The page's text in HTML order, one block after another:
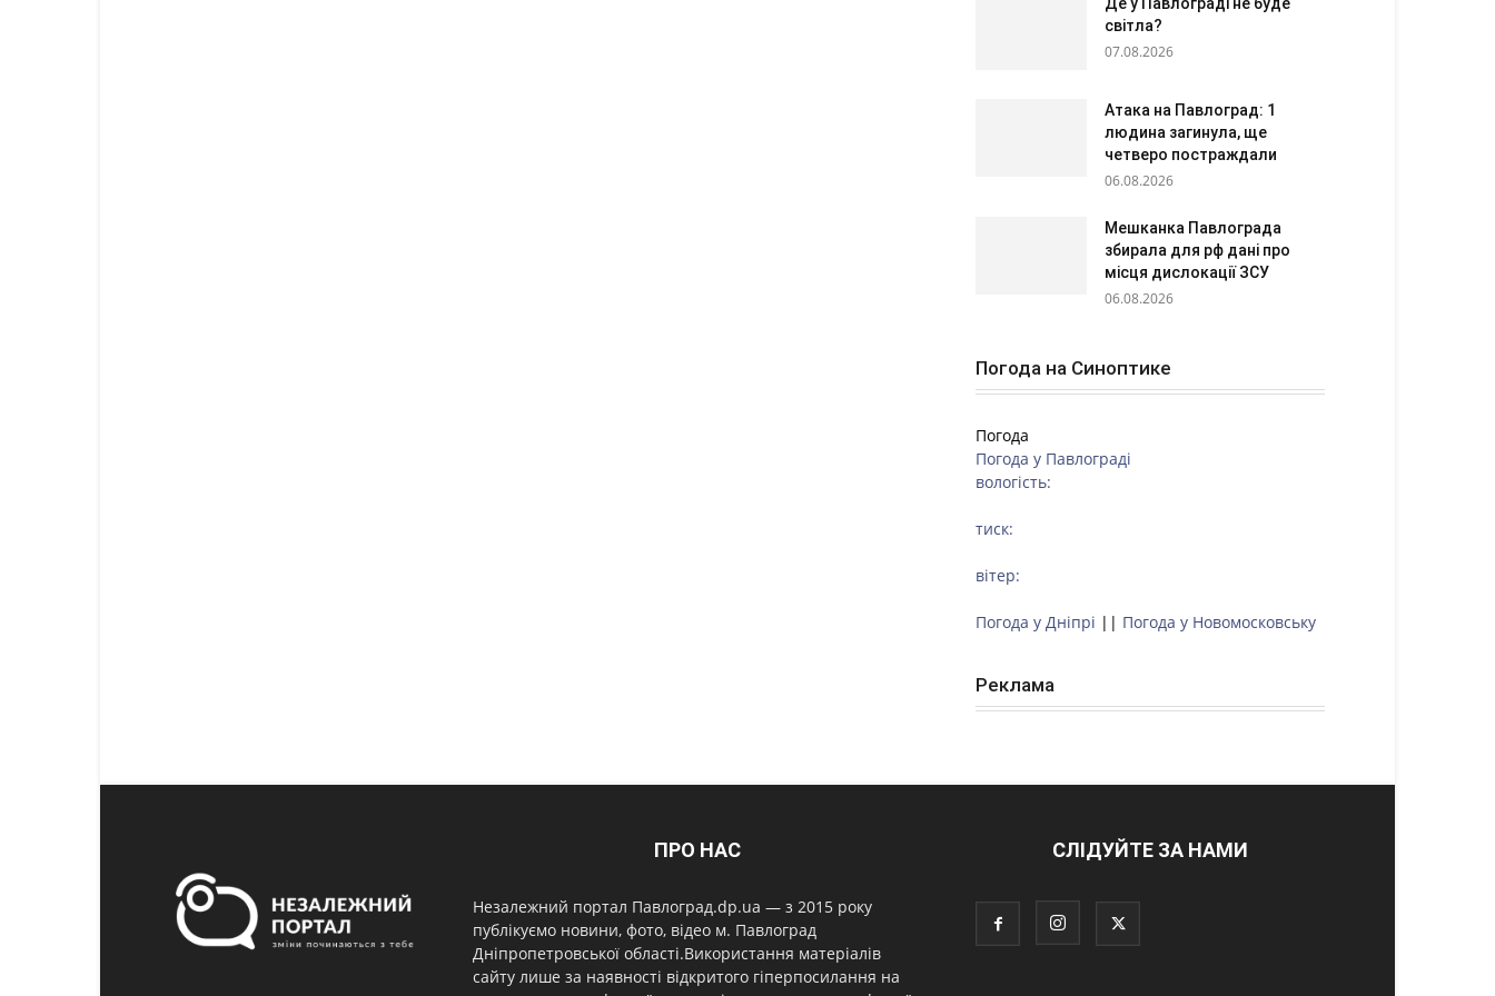
світла?
07.08.2026
Атака на Павлоград: 1
людина загинула, ще
четверо постраждали
06.08.2026
Мешканка Павлограда
збирала для рф дані про
місця дислокації ЗСУ
06.08.2026
Погода на Синоптике
Погода
Погода у Павлограді
вологість:
тиск:
вітер:
Погода у Дніпрі || Погода у Новомосковську
Реклама
ПРО НАС
Незалежний портал Павлоград.dp.ua — з 2015 року
публікуємо новини, фото, відео м. Павлоград
Дніпропетровської області.Використання матеріалів
сайту лише за наявності відкритого гіперпосилання на
СЛІДУЙТЕ ЗА НАМИ